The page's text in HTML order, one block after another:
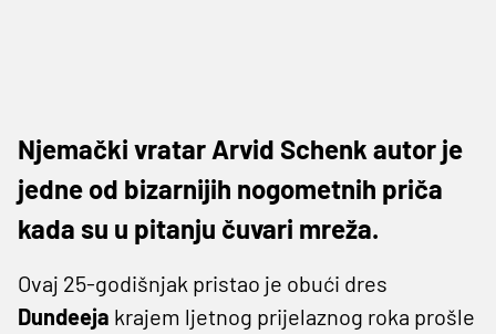
Njemački vratar Arvid Schenk autor je
jedne od bizarnijih nogometnih priča
kada su u pitanju čuvari mreža.
Ovaj 25-godišnjak pristao je obući dres
Dundeeja krajem ljetnog prijelaznog roka prošle